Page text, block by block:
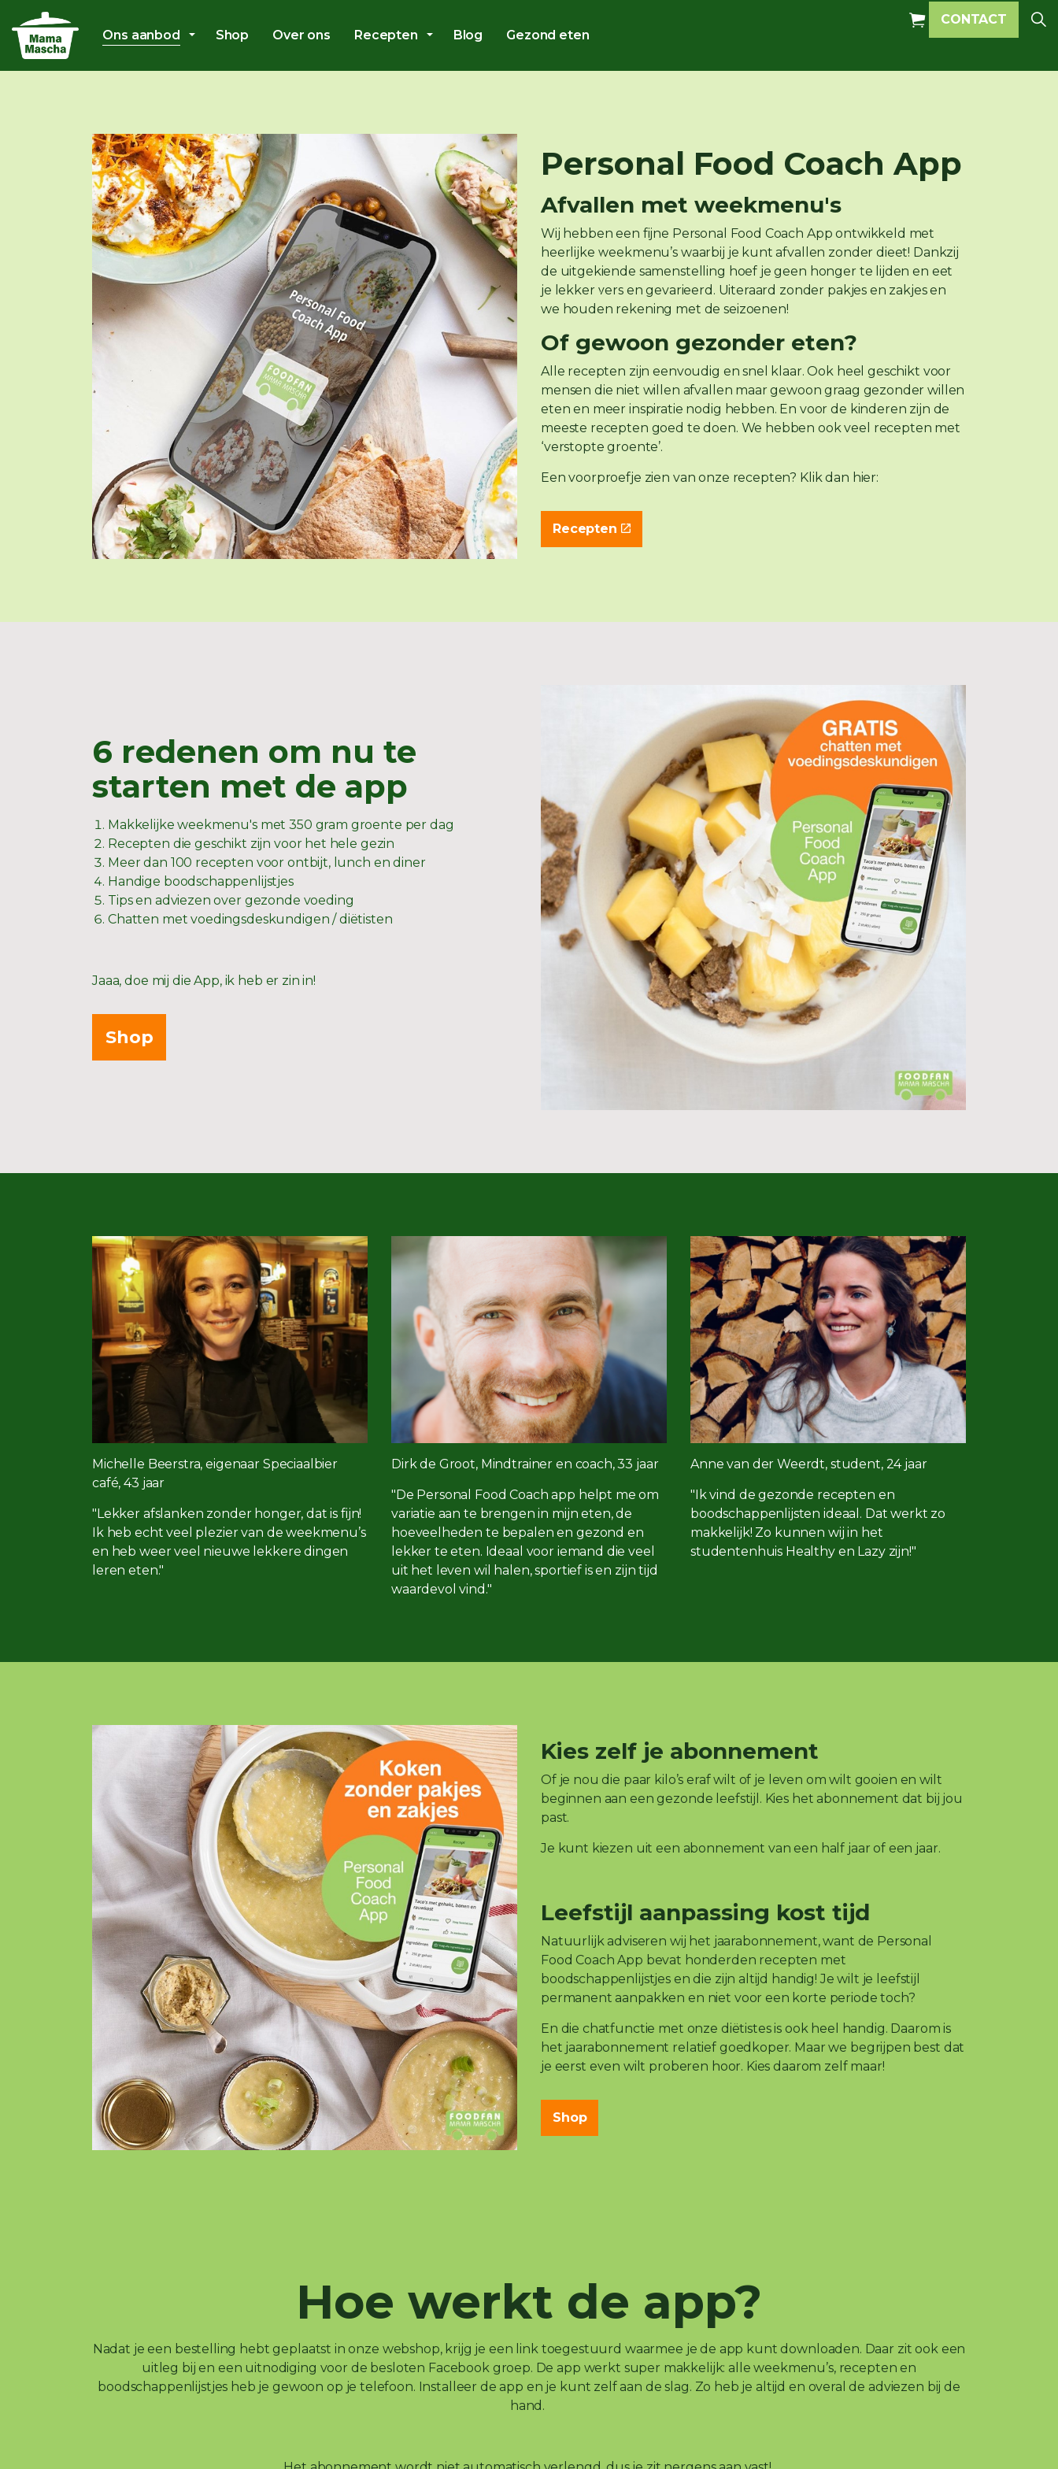
Ons aanbod
Shop Over ons Recepten Blog Gezond eten
CONTACT
Personal Food Coach App
Afvallen met weekmenu's
Wij hebben een fijne Personal Food Coach App ontwikkeld met
heerlijke weekmenu’s waarbij je kunt afvallen zonder dieet! Dankzij
de uitgekiende samenstelling hoef je geen honger te lijden en eet
je lekker vers en gevarieerd. Uiteraard zonder pakjes en zakjes en
we houden rekening met de seizoenen!
Of gewoon gezonder eten?
Alle recepten zijn eenvoudig en snel klaar. Ook heel geschikt voor
mensen die niet willen afvallen maar gewoon graag gezonder willen
eten en meer inspiratie nodig hebben. En voor de kinderen zijn de
meeste recepten goed te doen. We hebben ook veel recepten met
‘verstopte groente’.
Een voorproefje zien van onze recepten? Klik dan hier:
Recepten
6 redenen om nu te
starten met de app
Makkelijke weekmenu's met 350 gram groente per dag
Recepten die geschikt zijn voor het hele gezin
Meer dan 100 recepten voor ontbijt, lunch en diner
Handige boodschappenlijstjes
Tips en adviezen over gezonde voeding
Chatten met voedingsdeskundigen / diëtisten
Jaaa, doe mij die App, ik heb er zin in!
Shop
Michelle Beerstra, eigenaar Speciaalbier
café, 43 jaar
"Lekker afslanken zonder honger, dat is fijn!
Ik heb echt veel plezier van de weekmenu’s
en heb weer veel nieuwe lekkere dingen
leren eten."
Dirk de Groot, Mindtrainer en coach, 33 jaar
"De Personal Food Coach app helpt me om
variatie aan te brengen in mijn eten, de
hoeveelheden te bepalen en gezond en
lekker te eten. Ideaal voor iemand die veel
uit het leven wil halen, sportief is en zijn tijd
waardevol vind."
Anne van der Weerdt, student, 24 jaar
"Ik vind de gezonde recepten en
boodschappenlijsten ideaal. Dat werkt zo
makkelijk! Zo kunnen wij in het
studentenhuis Healthy en Lazy zijn!"
Kies zelf je abonnement
Of je nou die paar kilo’s eraf wilt of je leven om wilt gooien en wilt
beginnen aan een gezonde leefstijl. Kies het abonnement dat bij jou
past.
Je kunt kiezen uit een abonnement van een half jaar of een jaar.
Leefstijl aanpassing kost tijd
Natuurlijk adviseren wij het jaarabonnement, want de Personal
Food Coach App bevat honderden recepten met
boodschappenlijstjes en die zijn altijd handig! Je wilt je leefstijl
permanent aanpakken en niet voor een korte periode toch?
En die chatfunctie met onze diëtistes is ook heel handig. Daarom is
het jaarabonnement relatief goedkoper. Maar we begrijpen best dat
je eerst even wilt proberen hoor. Kies daarom zelf maar!
Shop
Hoe werkt de app?
Nadat je een bestelling hebt geplaatst in onze webshop, krijg je een link toegestuurd waarmee je de app kunt downloaden. Daar zit ook een
uitleg bij en een uitnodiging voor de besloten Facebook groep. De app werkt super makkelijk: alle weekmenu’s, recepten en
boodschappenlijstjes heb je gewoon op je telefoon. Installeer de app en je kunt zelf aan de slag. Zo heb je altijd en overal de adviezen bij de
hand.